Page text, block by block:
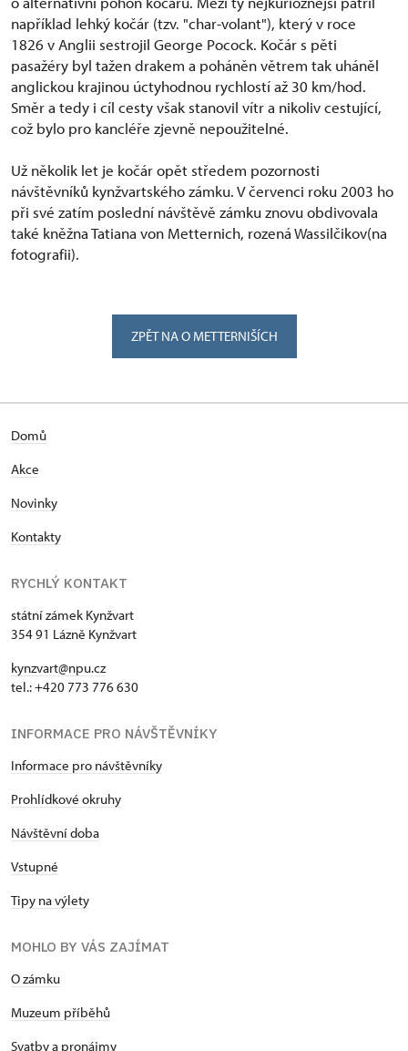
například lehký kočár (tzv. "char-volant"), který v roce
1826 v Anglii sestrojil George Pocock. Kočár s pěti
pasažéry byl tažen drakem a poháněn větrem tak uháněl
anglickou krajinou úctyhodnou rychlostí až 30 km/hod.
Směr a tedy i cíl cesty však stanovil vítr a nikoliv cestující,
což bylo pro kancléře zjevně nepoužitelné.
Už několik let je kočár opět středem pozornosti
návštěvníků kynžvartského zámku. V červenci roku 2003 ho
při své zatím poslední návštěvě zámku znovu obdivovala
také kněžna Tatiana von Metternich, rozená Wassilčikov(na
fotografii).
ZPĚT NA O METTERNIŠÍCH
Domů
Akce
Novinky
Kontakty
RYCHLÝ KONTAKT
státní zámek Kynžvart
354 91 Lázně Kynžvart
kynzvart@npu.cz
tel.: +420 773 776 630
INFORMACE PRO NÁVŠTĚVNÍKY
Informace pro návštěvníky
Prohlídkové okruhy
Návštěvní doba
Vstupné
Tipy na výlety
MOHLO BY VÁS ZAJÍMAT
O zámku
Muzeum příběhů
Svatby a pronájmy